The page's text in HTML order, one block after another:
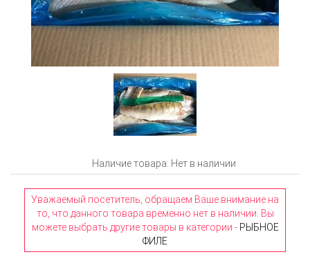
Наличие товара: Нет в наличии
Уважаемый посетитель, обращаем Ваше внимание на
то, что данного товара временно нет в наличии. Вы
можете выбрать другие товары в категории - РЫБНОЕ
ФИЛЕ